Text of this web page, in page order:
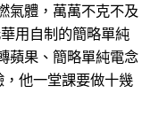
氣體，萬萬不克不及
用自制的簡略單純
蘋果、簡略單純電念
他一堂課要做十幾